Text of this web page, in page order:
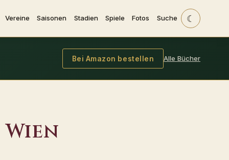
Vereine Saisonen Stadien Spiele Fotos Suche ☾
Bei Amazon bestellen Alle Bücher